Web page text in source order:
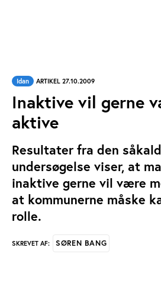
Idan ARTIKEL 27.10.2009
Inaktive vil gerne
aktive
Resultater fra den
undersøgelse viser, at
inaktive gerne vil være
at kommunerne måske
rolle.
SKREVET AF: SØREN BANG